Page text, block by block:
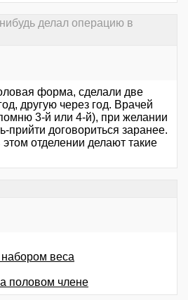
делал операцию в
форма, сделали две
другую через год. Врачей
3-й или 4-й), при желании
прийти договориться заранее.
отделении делают такие
веса
половом члене